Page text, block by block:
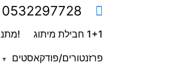
0532297728
1+1 חבילת מיתוג
פרזנטורים/פודקאסטים